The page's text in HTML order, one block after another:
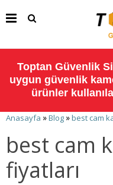
Toptan Güvenlik
uygun güvenlik
ürünler
Anasayfa »Blog »best cam
best cam
fiyatları